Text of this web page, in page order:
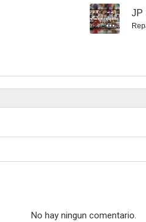
-- JP
No hay ningun comentario.